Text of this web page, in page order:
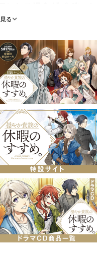
のアクリルジオラマで
から楽しめます。
号）登録済みの商品で
プレートの状態でのサイ
式会社
式会社
る